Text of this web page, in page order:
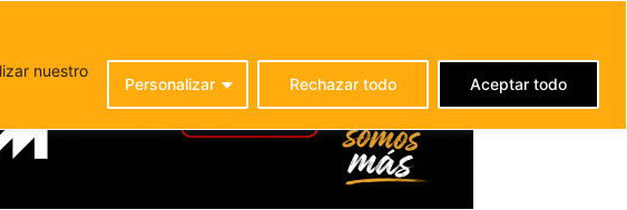
nuestro
Personalizar Rechazar todo Aceptar todo